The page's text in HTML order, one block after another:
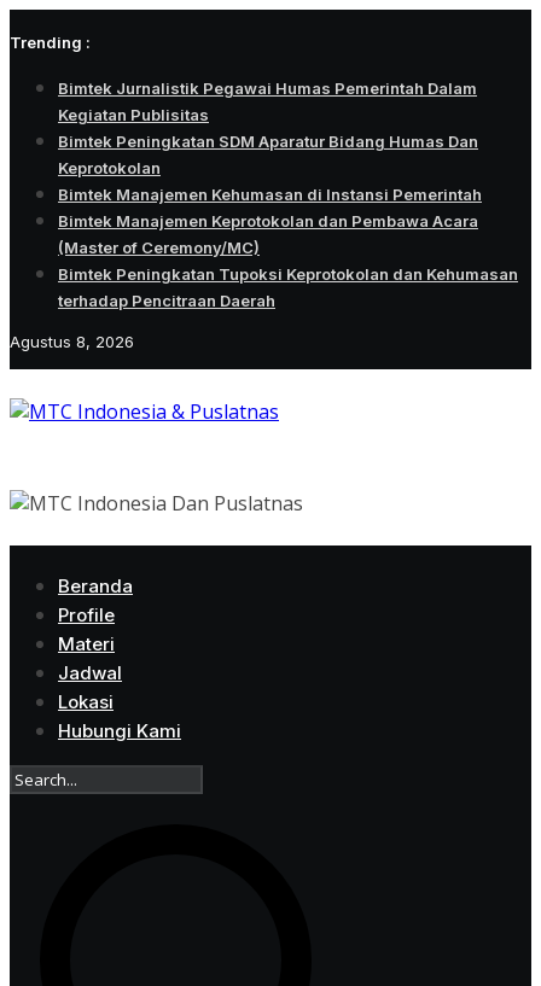
to
Trending :
Bimtek Jurnalistik Pegawai Humas Pemerintah Dalam
Kegiatan Publisitas
Bimtek Peningkatan SDM Aparatur Bidang Humas Dan
Keprotokolan
Bimtek Manajemen Kehumasan di Instansi Pemerintah
Bimtek Manajemen Keprotokolan dan Pembawa Acara
(Master of Ceremony/MC)
Bimtek Peningkatan Tupoksi Keprotokolan dan Kehumasan
terhadap Pencitraan Daerah
Agustus 8, 2026
Beranda
Profile
Materi
Jadwal
Lokasi
Hubungi Kami